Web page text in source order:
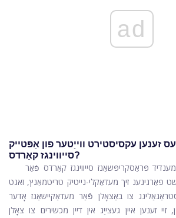
ad
זענען עקסיסטירט ווייַטער פון אַפּטייק
סייווינגז קאַרדס?
פּראַסקריפּשאַנז סייווינגז קאַרדס פֿאַר
פאַרגינענ זיך מעדאַקלי-נייטיק טריטמאַנץ, זאגט
צו באַצאָלן פֿאַר מעדאַקיישאַנז אָדער
זענען איין געצייַג אין דיין מכשירים צו צאָלן